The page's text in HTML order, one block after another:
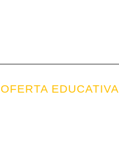
OFERTA EDUCATIVA